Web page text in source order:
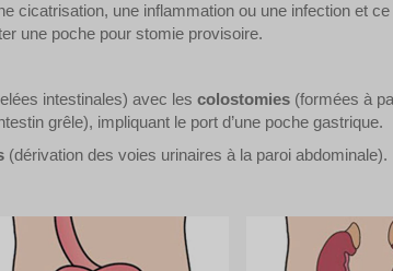
cicatrisation, une inflammation ou une infection et
une poche pour stomie provisoire.
intestinales) avec les colostomies (formées à
grêle), impliquant le port d’une poche gastrique.
(dérivation des voies urinaires à la paroi abdominale).